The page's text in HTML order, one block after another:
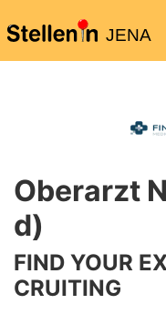
JENA
Oberarzt
d)
FIND YOUR
CRUITING